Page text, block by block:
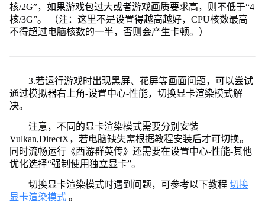
核/2G”，如果游戏包过大或者游戏画质要求高，则不低于“4
核/3G”。 （注：这里不是设置得越高越好，CPU核数最高
不得超过电脑核数的一半，否则会产生卡顿。）
3.若运行游戏时出现黑屏、花屏等画面问题，可以尝试
通过模拟器右上角-设置中心-性能，切换显卡渲染模式解
决。
注意，不同的显卡渲染模式需要分别安装
Vulkan,DirectX，若电脑缺失需根据教程安装后才可切换。
同时流畅运行《西游群英传》还需要在设置中心-性能-其他
优化选择“强制使用独立显卡”。
切换显卡渲染模式时遇到问题，可参考以下教程 切换
显卡渲染模式 。